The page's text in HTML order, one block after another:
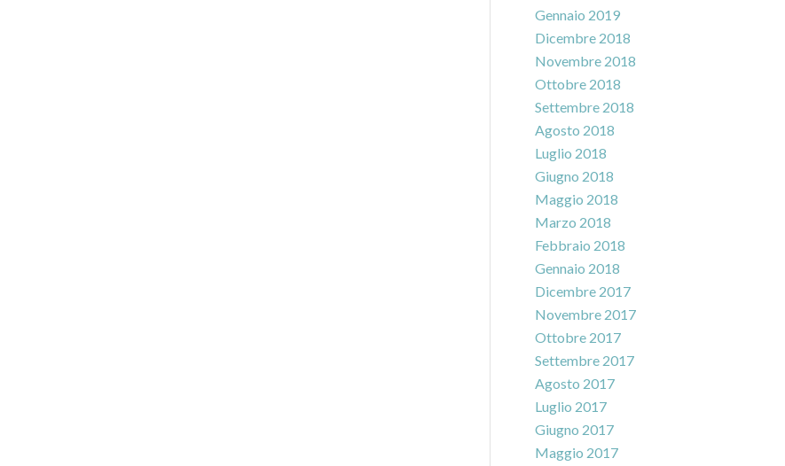
Gennaio 2019
Dicembre 2018
Novembre 2018
Ottobre 2018
Settembre 2018
Agosto 2018
Luglio 2018
Giugno 2018
Maggio 2018
Marzo 2018
Febbraio 2018
Gennaio 2018
Dicembre 2017
Novembre 2017
Ottobre 2017
Settembre 2017
Agosto 2017
Luglio 2017
Giugno 2017
Maggio 2017